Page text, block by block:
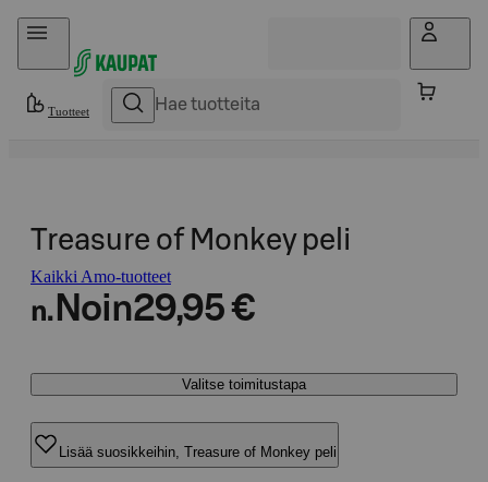
Hyppää sisältöön
Tuotteet
Treasure of Monkey peli
Kaikki Amo-tuotteet
n. Noin29,95 €
Valitse toimitustapa
Lisää suosikkeihin, Treasure of Monkey peli